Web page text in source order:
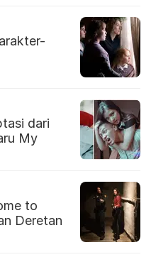
dari
My
to
Deretan